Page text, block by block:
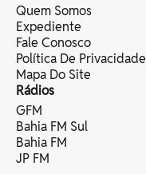
Quem Somos
Expediente
Fale Conosco
Política De Privacidade
Mapa Do Site
Rádios
GFM
Bahia FM Sul
Bahia FM
JP FM